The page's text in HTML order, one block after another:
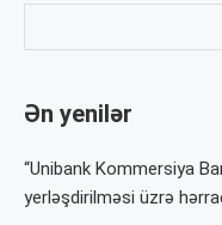
Ən yenilər
“Unibank Kommersiya
yerləşdirilməsi üzrə